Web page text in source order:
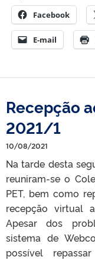
Facebook
E-mail
Recepção
2021/1
10/08/2021
Na tarde desta
reuniram-se o
PET, bem como
recepção virtual
Apesar dos
sistema de
possível